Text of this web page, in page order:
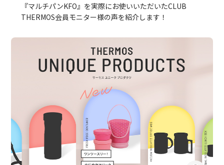
『マルチパンKFO』を実際にお使いいただいたCLUB
THERMOS会員モニター様の声を紹介します！